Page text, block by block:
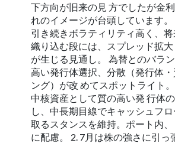
下方向が旧来の見 方でしたが金
れのイメージが台頭しています。
引き続きボラティリティ高く、
織り込む段には、スプレッド拡大
が生じる見通し。 為替とのバラ
高い発行体選択、分散（発行体・
ング）が改 めてスポットライト
中核資産として質の高い発 行体
し、中長期目線でキャッシュフ
取るスタンスを維持。ポート内
に配慮。 2. 7月は株の強さに引っ